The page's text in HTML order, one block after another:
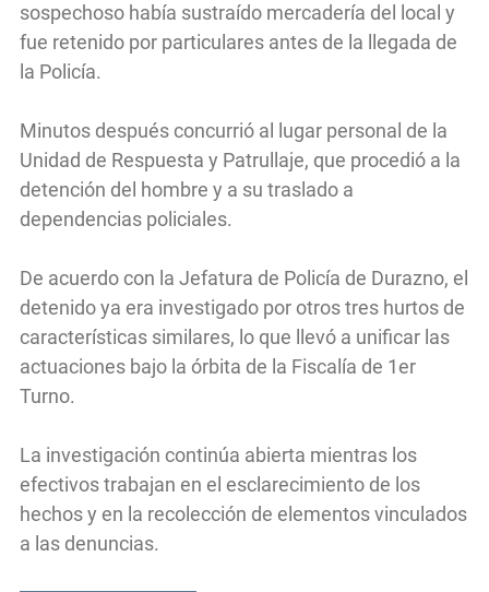
sospechoso había sustraído mercadería del local y
fue retenido por particulares antes de la llegada de
la Policía.
Minutos después concurrió al lugar personal de la
Unidad de Respuesta y Patrullaje, que procedió a la
detención del hombre y a su traslado a
dependencias policiales.
De acuerdo con la Jefatura de Policía de Durazno, el
detenido ya era investigado por otros tres hurtos de
características similares, lo que llevó a unificar las
actuaciones bajo la órbita de la Fiscalía de 1er
Turno.
La investigación continúa abierta mientras los
efectivos trabajan en el esclarecimiento de los
hechos y en la recolección de elementos vinculados
a las denuncias.